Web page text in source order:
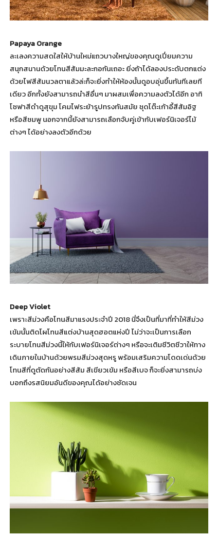
Papaya Orange
ละเลงความสดใสให้บ้านใหม่แถวบางใหญ่ของคุณดูเปี่ยมความ
สนุกสนานด้วยโทนสีส้มมะละกอกันเถอะ ยิ่งถ้าได้ลองประดับตกแต่ง
ด้วยไฟสีส้มนวลตาแล้วล่ะก็จะยิ่งทำให้ห้องนั้นดูอบอุ่นขึ้นทันทีเลยที
เดียว อีกทั้งยังสามารถนำสีอื่นๆ มาผสมเพื่อความลงตัวได้อีก อาทิ
โซฟาสีดำดูสุขุม โคมไฟระย้ารูปทรงทันสมัย ชุดโต๊ะเก้าอี้สีส้มอิฐ
หรือสีชมพู นอกจากนี้ยังสามารถเลือกจับคู่เข้ากับเฟอร์นิเจอร์ไม้
ต่างๆ ได้อย่างลงตัวอีกด้วย
Deep Violet
เพราะสีม่วงคือโทนสีมาแรงประจำปี 2018 นี่จึงเป็นที่มาที่ทำให้สีม่วง
เข้มนั้นติดโผโทนสีแต่งบ้านสุดฮอตแห่งปี ไม่ว่าจะเป็นการเลือก
ระบายโทนสีม่วงนี้ให้กับเฟอร์นิเจอร์ต่างๆ หรือจะเติมชีวิตชีวาให้ทาง
เดินภายในบ้านด้วยพรมสีม่วงสุดหรู พร้อมเสริมความโดดเด่นด้วย
โทนสีที่ดูตัดกันอย่างสีส้ม สีเขียวเข้ม หรือสีเบจ ก็จะยิ่งสามารถบ่ง
บอกถึงรสนิยมอันดีของคุณได้อย่างชัดเจน